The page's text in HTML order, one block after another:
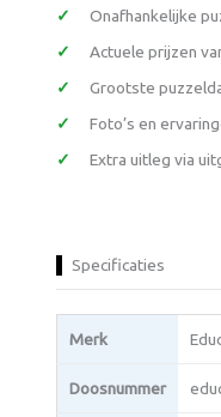
Onafhankelijke
Actuele prijzen
Grootste
Foto’s en
Extra uitleg via
Specificaties
Merk
Doosnummer